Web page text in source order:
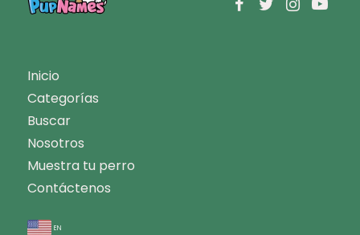
Inicio
Categorías
Buscar
Nosotros
Muestra tu perro
Contáctenos
en